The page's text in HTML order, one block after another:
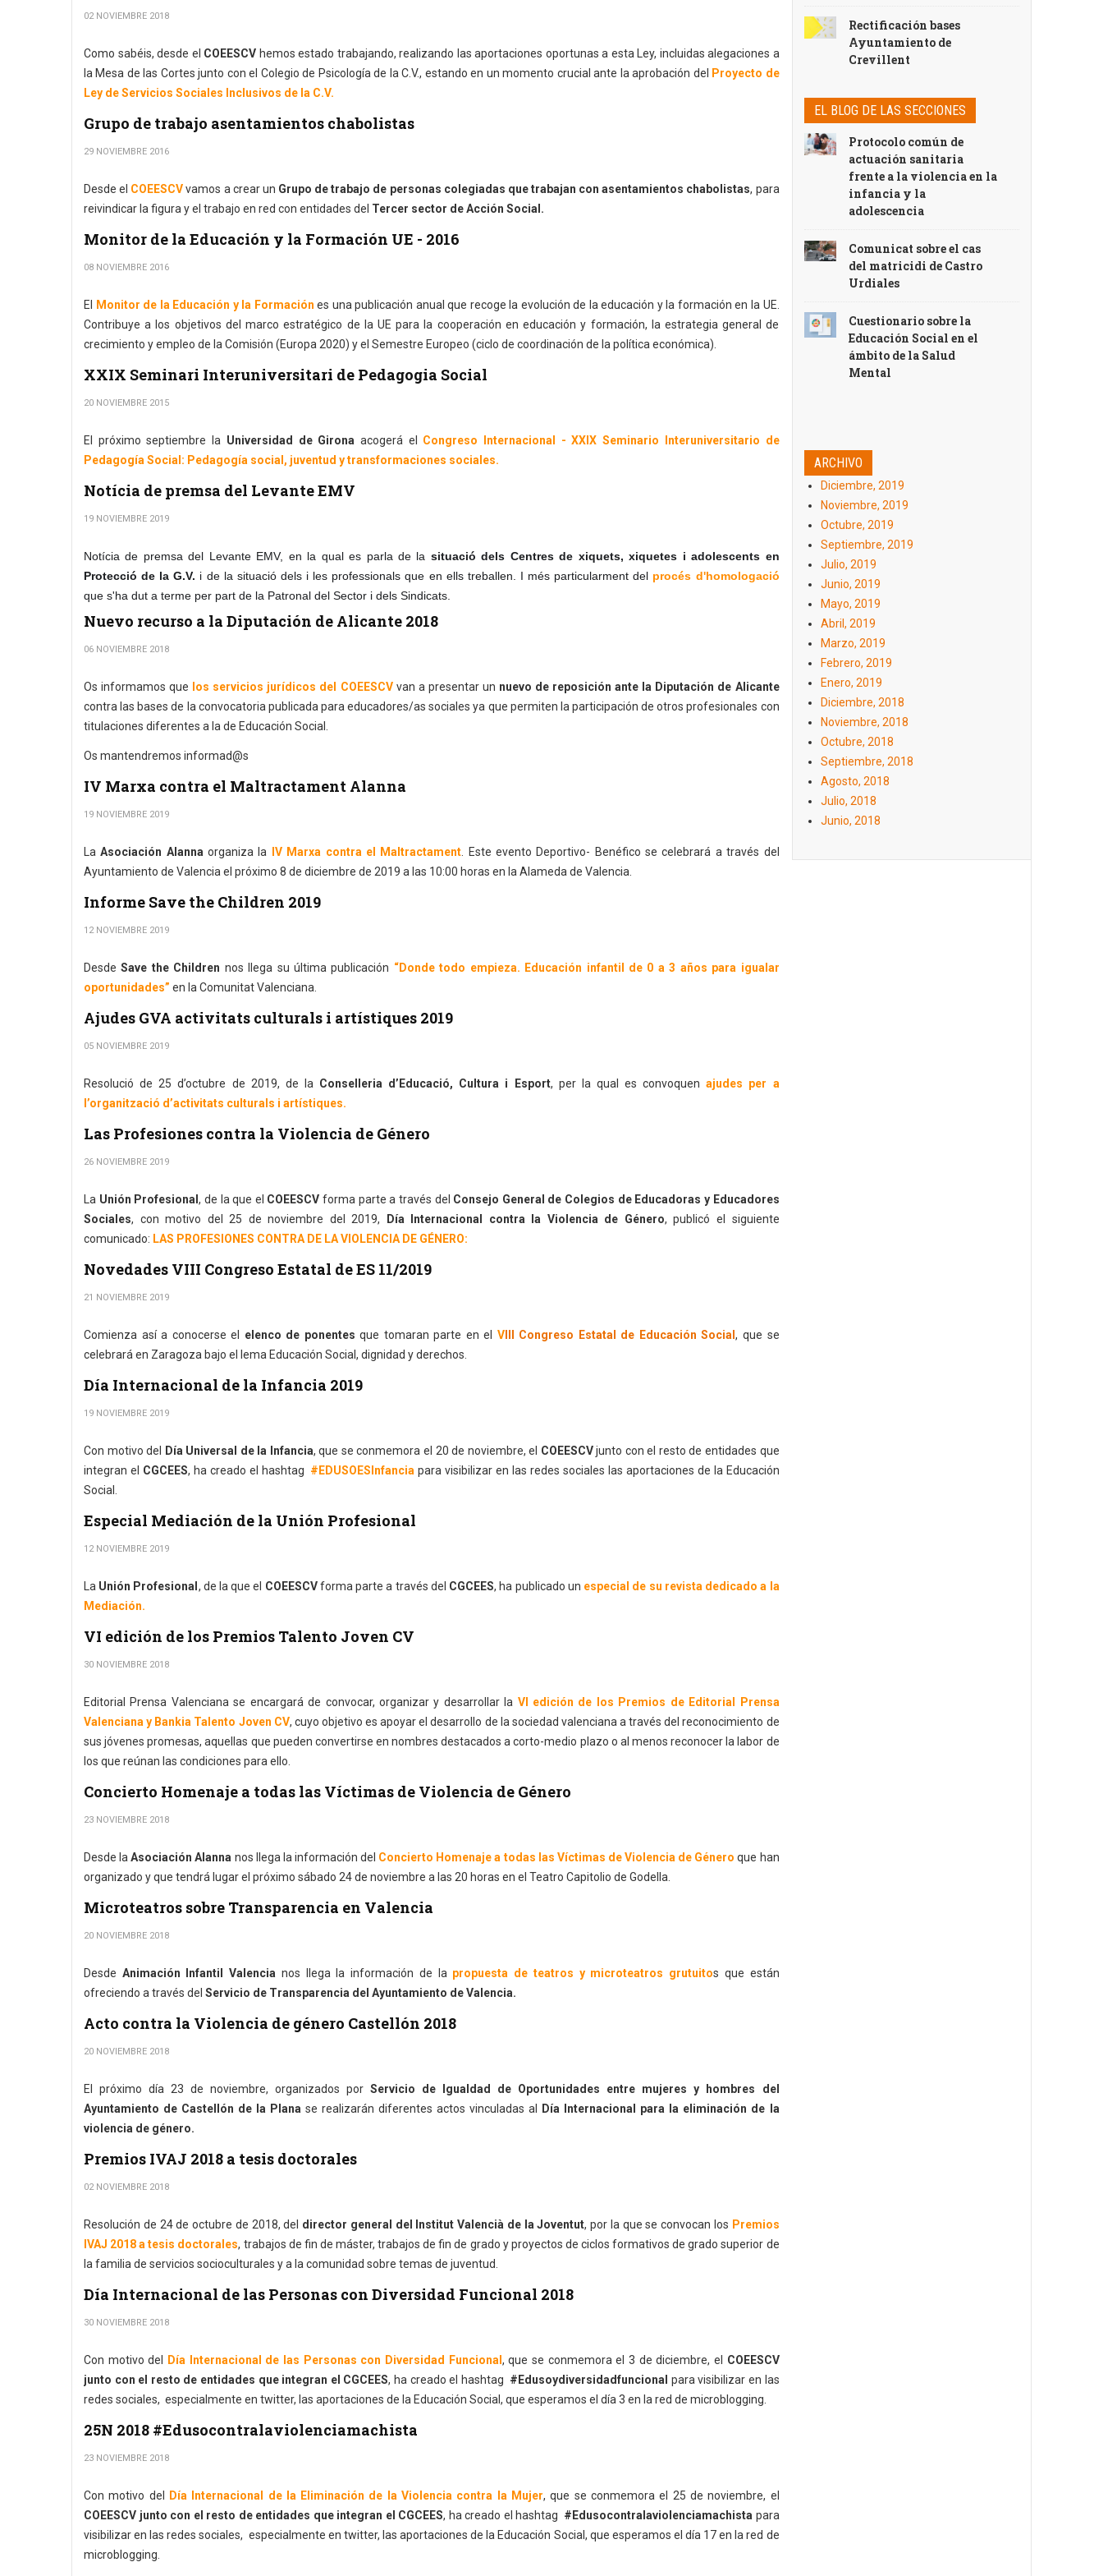
02 NOVIEMBRE 2018
Como sabéis, desde el COEESCV hemos estado trabajando, realizando las aportaciones oportunas a esta Ley, incluidas alegaciones a
la Mesa de las Cortes junto con el Colegio de Psicología de la C.V., estando en un momento crucial ante la aprobación del
Proyecto de
Ley de Servicios Sociales Inclusivos de la C.V.
Grupo de trabajo asentamientos chabolistas
29 NOVIEMBRE 2016
Desde el COEESCVvamos a crear un Grupo de trabajo de personas colegiadas que trabajan con asentamientos chabolistas, para
reivindicar la figura y el trabajo en red con entidades del Tercer sector de Acción Social.
Monitor de la Educación y la Formación UE - 2016
08 NOVIEMBRE 2016
El Monitor de la Educación y la Formación es una publicación anual que recoge la evolución de la educación y la formación en la UE.
Contribuye a los objetivos del marco estratégico de la UE para la cooperación en educación y formación, la estrategia general de
crecimiento y empleo de la Comisión (Europa 2020) y el Semestre Europeo (ciclo de coordinación de la política económica).
XXIX Seminari Interuniversitari de Pedagogia Social
20 NOVIEMBRE 2015
El próximo septiembre la Universidad de Girona acogerá el Congreso Internacional - XXIX Seminario Interuniversitario de
Pedagogía Social: Pedagogía social, juventud y transformaciones sociales.
Notícia de premsa del Levante EMV
19 NOVIEMBRE 2019
Notícia de premsa del Levante EMV, en la qual es parla de la situació dels Centres de xiquets, xiquetes i adolescents en
Protecció de la G.V. i de la situació dels i les professionals que en ells treballen. I més particularment del procés d'homologació
que s'ha dut a terme per part de la Patronal del Sector i dels Sindicats.
Nuevo recurso a la Diputación de Alicante 2018
06 NOVIEMBRE 2018
Os informamos que los servicios jurídicos del COEESCVvan a presentar un nuevo de reposición ante la Diputación de Alicante
contra las bases de la convocatoria publicada para educadores/as sociales ya que permiten la participación de otros profesionales con
titulaciones diferentes a la de Educación Social.
Os mantendremos informad@s
IV Marxa contra el Maltractament Alanna
19 NOVIEMBRE 2019
La Asociación Alanna organiza la IV Marxa contra el Maltractament . Este evento Deportivo- Benéfico se celebrará a través del
Ayuntamiento de Valencia el próximo 8 de diciembre de 2019 a las 10:00 horas en la Alameda de Valencia.
Informe Save the Children 2019
12 NOVIEMBRE 2019
DesdeSave the Children nos llega su última publicación “Donde todo empieza. Educación infantil de 0 a 3 años para igualar
oportunidades” en la Comunitat Valenciana.
Ajudes GVA activitats culturals i artístiques 2019
05 NOVIEMBRE 2019
Resolució de 25 d’octubre de 2019, de la Conselleria d’Educació, Cultura i Esport, per la qual es convoquenajudes per a
l’organització d’activitats culturals i artístiques.
Las Profesiones contra la Violencia de Género
26 NOVIEMBRE 2019
La Unión Profesional, de la que el COEESCV forma parte a través del Consejo General de Colegios de Educadoras y Educadores
Sociales, con motivo del 25 de noviembre del 2019, Día Internacional contra la Violencia de Género, publicó el siguiente
comunicado: LAS PROFESIONES CONTRA DE LA VIOLENCIA DE GÉNERO:
Novedades VIII Congreso Estatal de ES 11/2019
21 NOVIEMBRE 2019
Comienza así a conocerse el elenco de ponentesque tomaran parte en el VIII Congreso Estatal de Educación Social, que se
celebrará en Zaragoza bajo el lema Educación Social, dignidad y derechos.
Día Internacional de la Infancia 2019
19 NOVIEMBRE 2019
Con motivo del Día Universal de la Infancia, que se conmemora el 20 de noviembre, el COEESCVjunto con el resto de entidades que
integran el CGCEES, ha creado el hashtag #EDUSOESInfancia para visibilizar en las redes sociales las aportaciones de la Educación
Social.
Especial Mediación de la Unión Profesional
12 NOVIEMBRE 2019
La Unión Profesional , de la que el COEESCVforma parte a través del CGCEES, ha publicado un especial de su revista dedicado a la
Mediación.
VI edición de los Premios Talento Joven CV
30 NOVIEMBRE 2018
Editorial Prensa Valenciana se encargará de convocar, organizar y desarrollar la VI edición de los Premios de Editorial Prensa
Valenciana y Bankia Talento Joven CV, cuyo objetivo es apoyar el desarrollo de la sociedad valenciana a través del reconocimiento de
sus jóvenes promesas, aquellas que pueden convertirse en nombres destacados a corto-medio plazo o al menos reconocer la labor de
los que reúnan las condiciones para ello.
Concierto Homenaje a todas las Víctimas de Violencia de Género
23 NOVIEMBRE 2018
Desde laAsociación Alanna nos llega la información del Concierto Homenaje a todas las Víctimas de Violencia de Género que han
organizado y que tendrá lugar el próximo sábado 24 de noviembre a las 20 horas en el Teatro Capitolio de Godella.
Microteatros sobre Transparencia en Valencia
20 NOVIEMBRE 2018
Desde Animación Infantil Valencia nos llega la información de la propuesta de teatros y microteatros grutuitos que están
ofreciendo a través del Servicio de Transparencia del Ayuntamiento de Valencia.
Acto contra la Violencia de género Castellón 2018
20 NOVIEMBRE 2018
El próximo día 23 de noviembre, organizados porServicio de Igualdad de Oportunidades entre mujeres y hombres del
Ayuntamiento de Castellón de la Plana se realizarán diferentes actos vinculadas al
Día Internacional para la eliminación de la
violencia de género.
Premios IVAJ 2018 a tesis doctorales
02 NOVIEMBRE 2018
Resolución de 24 de octubre de 2018, del director general del Institut Valencià de la Joventut, por la que se convocan los Premios
IVAJ 2018 a tesis doctorales, trabajos de fin de máster, trabajos de fin de grado y proyectos de ciclos formativos de grado superior de
la familia de servicios socioculturales y a la comunidad sobre temas de juventud.
Día Internacional de las Personas con Diversidad Funcional 2018
30 NOVIEMBRE 2018
Con motivo del Día Internacional de las Personas con Diversidad Funcional , que se conmemora el 3 de diciembre, el COEESCV
junto con el resto de entidades que integran el CGCEES, ha creado el hashtag #Edusoydiversidadfuncional para visibilizar en las
redes sociales, especialmente en twitter, las aportaciones de la Educación Social, que esperamos el día 3 en la red de microblogging.
25N 2018 #Edusocontralaviolenciamachista
23 NOVIEMBRE 2018
Con motivo del Día Internacional de la Eliminación de la Violencia contra la Mujer, que se conmemora el 25 de noviembre, el
COEESCV junto con el resto de entidades que integran el CGCEES, ha creado el hashtag #Edusocontralaviolenciamachista para
visibilizar en las redes sociales, especialmente en twitter, las aportaciones de la Educación Social, que esperamos el día 17 en la red de
microblogging.
Rectificación bases
Ayuntamiento de
Crevillent
EL BLOG DE LAS SECCIONES
Protocolo común de
actuación sanitaria
frente a la violencia en la
infancia y la
adolescencia
Comunicat sobre el cas
del matricidi de Castro
Urdiales
Cuestionario sobre la
Educación Social en el
ámbito de la Salud
Mental
ARCHIVO
Diciembre, 2019
Noviembre, 2019
Octubre, 2019
Septiembre, 2019
Julio, 2019
Junio, 2019
Mayo, 2019
Abril, 2019
Marzo, 2019
Febrero, 2019
Enero, 2019
Diciembre, 2018
Noviembre, 2018
Octubre, 2018
Septiembre, 2018
Agosto, 2018
Julio, 2018
Junio, 2018